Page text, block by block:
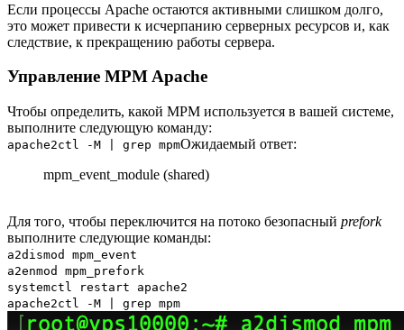
Если процессы Apache остаются активными слишком долго,
это может привести к исчерпанию серверных ресурсов и, как
следствие, к прекращению работы сервера.
Управление MPM Apache
Чтобы определить, какой MPM используется в вашей системе,
выполните следующую команду:
apache2ctl -M | grep mpmОжидаемый ответ:
mpm_event_module (shared)
Для того, чтобы переключится на потоко безопасный prefork
выполните следующие команды:
a2dismod mpm_event
a2enmod mpm_prefork
systemctl restart apache2
apache2ctl -M | grep mpm